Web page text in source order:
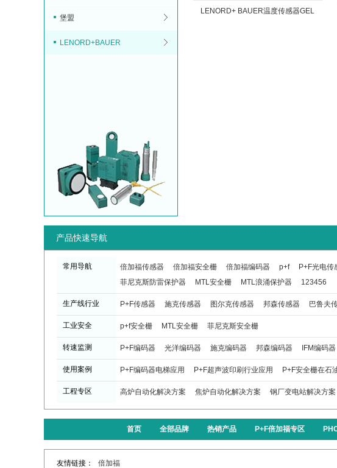
堡盟
LENORD+BAUER
LENORD+ BAUER温度传感器GEL
产品快速导航
常用导航 倍加福传感器 倍加福安全栅 倍加福编码器 p+f P+F光电传
菲尼克斯防雷保护器
MTL安全栅 MTL浪涌保护器 123456
生产线行业 P+F传感器 施克传感器 图尔克传感器 邦森传感器 巴鲁夫
工业安全 p+f安全栅 MTL安全栅 菲尼克斯安全栅
转速监测 P+F编码器 光洋编码器 施克编码器 邦森编码器 IFM编码器
使用案例 P+F编码器电梯应用 P+F超声波印刷行业应用 P+F安全栅在石
工程专区 高炉自动化解决方案 焦炉自动化解决方案 钢厂变电站解决方案
首页 全部品牌 热销产品 P+F倍加福专区
友情链接： 倍加福